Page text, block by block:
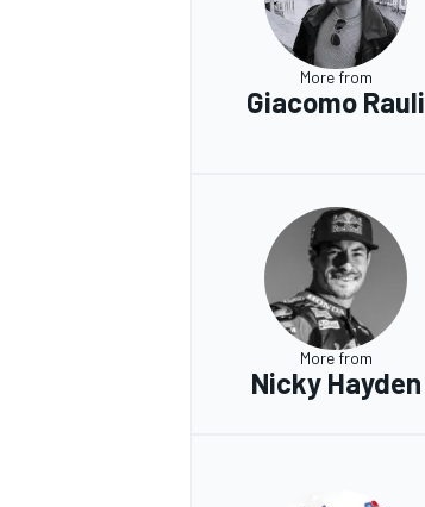
More from
Giacomo Rauli
More from
Nicky Hayden